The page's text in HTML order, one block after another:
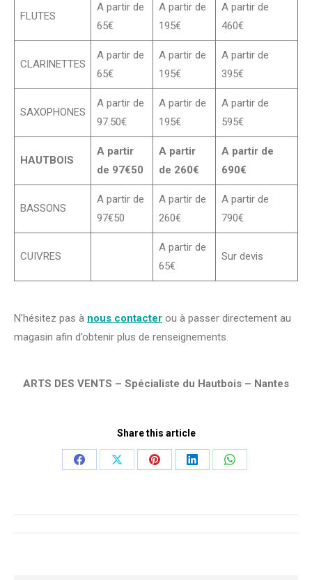
FLUTES
A partir de
65€
A partir de
195€
A partir de
460€
CLARINETTES
A partir de
65€
A partir de
195€
A partir de
395€
SAXOPHONES
A partir de
97.50€
A partir de
195€
A partir de
595€
HAUTBOIS
A partir
de 97€50
A partir
de 260€
A partir de
690€
BASSONS
A partir de
97€50
A partir de
260€
A partir de
790€
CUIVRES
A partir de
65€
Sur devis
N’hésitez pas à nous contacter ou à passer directement au
magasin afin d’obtenir plus de renseignements.
ARTS DES VENTS – Spécialiste du Hautbois – Nantes
Share this article
Share
Share
Share
Share
Share
Navigation